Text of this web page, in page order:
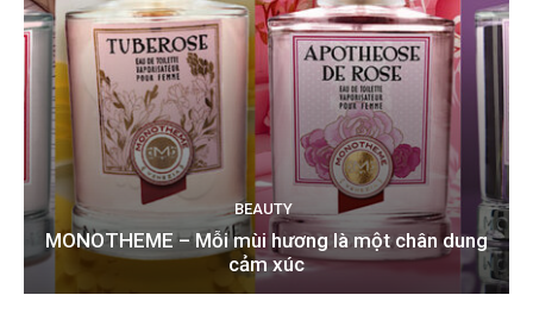
BEAUTY
MONOTHEME – Mỗi mùi hương là một chân dung
cảm xúc